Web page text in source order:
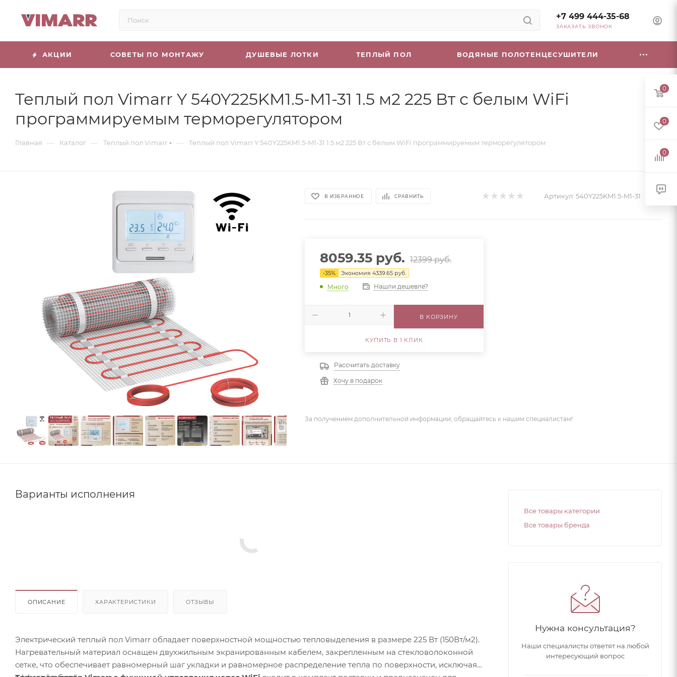
+7 499 444-35-68
ЗАКАЗАТЬ ЗВОНОК
АКЦИИ СОВЕТЫ ПО МОНТАЖУ ДУШЕВЫЕ ЛОТКИ ТЕПЛЫЙ ПОЛ ВОДЯНЫЕ ПОЛОТЕНЦЕСУШИТЕЛИ
Теплый пол Vimarr Y 540Y225KM1.5-M1-31 1.5 м2 225 Вт с белым WiFi
программируемым терморегулятором
Главная — Каталог — Теплый пол Vimarr — Теплый пол Vimarr Y 540Y225KM1.5-M1-31 1.5 м2 225 Вт с белым WiFi программируемым терморегулятором
В ИЗБРАННОЕ СРАВНИТЬ Артикул: 540Y225KM1.5-M1-31
8059.35 руб. 12399руб.
-35% Экономия4339.65 руб.
Много Нашли дешевле?
В КОРЗИНУ
КУПИТЬ В 1 КЛИК
Рассчитать доставку
Хочу в подарок
За получением дополнительной информации, обращайтесь к нашим специалистам!
Варианты исполнения
ОПИСАНИЕ ХАРАКТЕРИСТИКИ ОТЗЫВЫ
Электрический теплый пол Vimarr обладает поверхностной мощностью тепловыделения в размере 225 Вт (150Вт/м2).
Нагревательный материал оснащен двухжильным экранированным кабелем, закрепленным на стекловолоконной
сетке, что обеспечивает равномерный шаг укладки и равномерное распределение тепла по поверхности, исключая
Все товары категории
Все товары бренда
Нужна консультация?
Наши специалисты ответят на любой
интересующий вопрос
0
0
0